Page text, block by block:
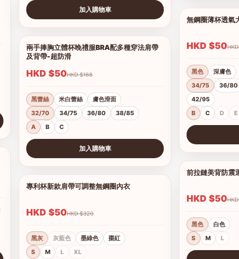
加入購物車
1/12
兩手捧胸立體杯晚禮服BRA配多種穿法肩帶
及背帶-超防滑
HKD $50 HKD $168
黑蕾絲 米白蕾絲
膚色滑面
32/70
34/75 36/80
38/85
A
B C
加入購物車
專利杯新款肩帶可調整無鋼圈內衣
HKD $50 HKD $320
黑灰 灰藍色 墨綠色
棗紅
S
M L XL
無鋼圈薄杯透氣
HKD $50
黑色
深膚色
34/75
36/80
42/95
B
C D E
前拉鏈美背防震
HKD $50
黑色
白色
S
M L